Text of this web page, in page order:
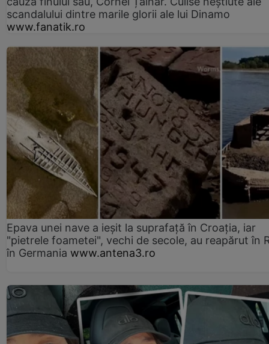
scandalului dintre marile glorii ale lui Dinamo
www.fanatik.ro
Epava unei nave a ieșit la suprafață în Croația, iar
"pietrele foametei", vechi de secole, au reapărut în
în Germania www.antena3.ro